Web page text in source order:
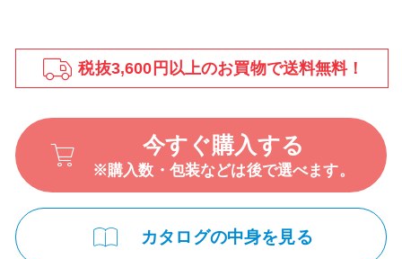
税抜3,600円以上のお買物で送料無料！
今すぐ購入する
※購入数・包装などは後で選べます。
カタログの中身を見る